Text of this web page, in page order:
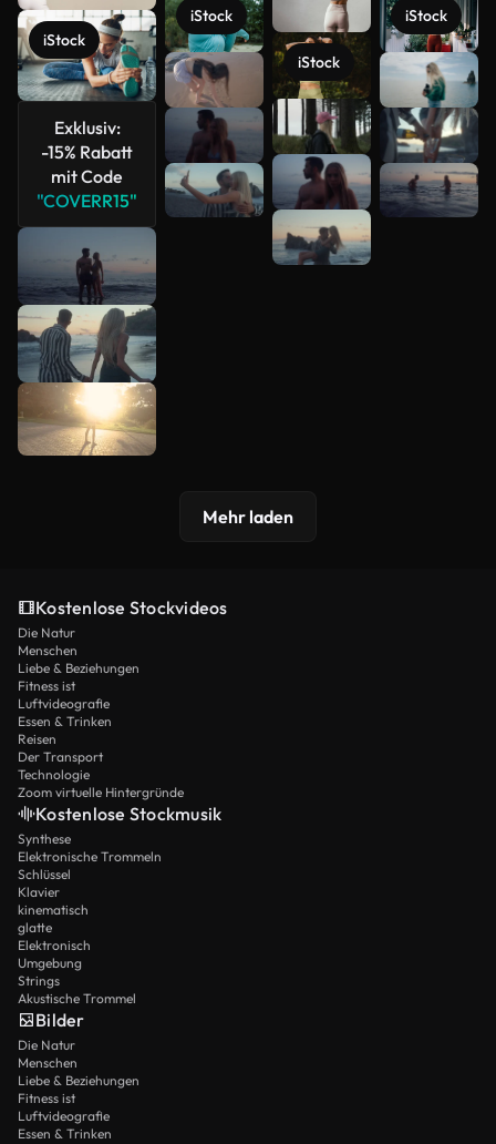
iStock
Exklusiv:
-15% Rabatt
mit Code
"COVERR15"
iStock
iStock
iStock
Mehr
anzeigen
Mehr laden
Kostenlose Stockvideos
Die Natur
Menschen
Liebe & Beziehungen
Fitness ist
Luftvideografie
Essen & Trinken
Reisen
Der Transport
Technologie
Zoom virtuelle Hintergründe
Kostenlose Stockmusik
Synthese
Elektronische Trommeln
Schlüssel
Klavier
kinematisch
glatte
Elektronisch
Umgebung
Strings
Akustische Trommel
Bilder
Die Natur
Menschen
Liebe & Beziehungen
Fitness ist
Luftvideografie
Essen & Trinken